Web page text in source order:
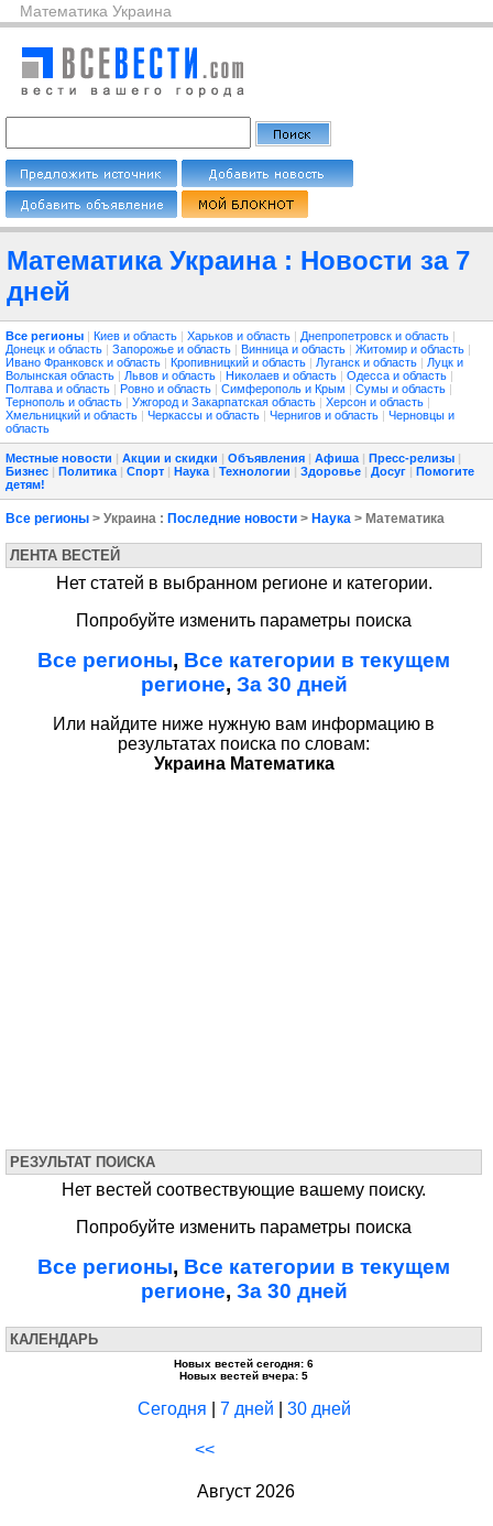
Математика Украина
Математика Украина : Новости за 7
дней
Все регионы | Киев и область | Харьков и область | Днепропетровск и область |
Донецк и область | Запорожье и область | Винница и область | Житомир и область |
Ивано Франковск и область | Кропивницкий и область | Луганск и область | Луцк и
Волынская область | Львов и область | Николаев и область | Одесса и область |
Полтава и область | Ровно и область | Симферополь и Крым | Сумы и область |
Тернополь и область | Ужгород и Закарпатская область | Херсон и область |
Хмельницкий и область | Черкассы и область | Чернигов и область | Черновцы и
область
Местные новости | Акции и скидки | Объявления | Афиша | Пресс-релизы |
Бизнес | Политика | Спорт | Наука | Технологии | Здоровье | Досуг | Помогите
детям!
Все регионы > Украина : Последние новости > Наука > Математика
ЛЕНТА ВЕСТЕЙ
Нет статей в выбранном регионе и категории.
Попробуйте изменить параметры поиска
Все регионы, Все категории в текущем
регионе, За 30 дней
Или найдите ниже нужную вам информацию в
результатах поиска по словам:
Украина Математика
РЕЗУЛЬТАТ ПОИСКА
Нет вестей соотвествующие вашему поиску.
Попробуйте изменить параметры поиска
Все регионы, Все категории в текущем
регионе, За 30 дней
КАЛЕНДАРЬ
Новых вестей сегодня: 6
Новых вестей вчера: 5
Сегодня 7 дней 30 дней
<<
Август 2026